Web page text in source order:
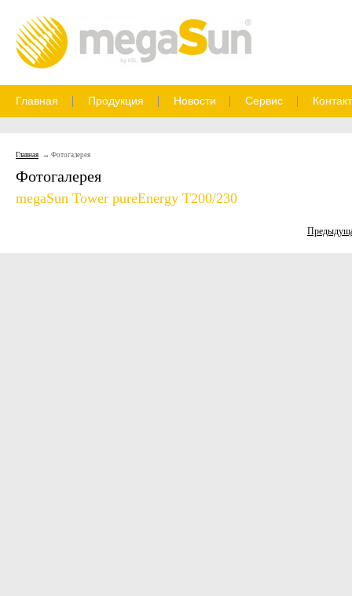
Главная Продукция Новости Сервис
Главная Фотогалерея
Фотогалерея
megaSun Tower pureEnergy T200/230